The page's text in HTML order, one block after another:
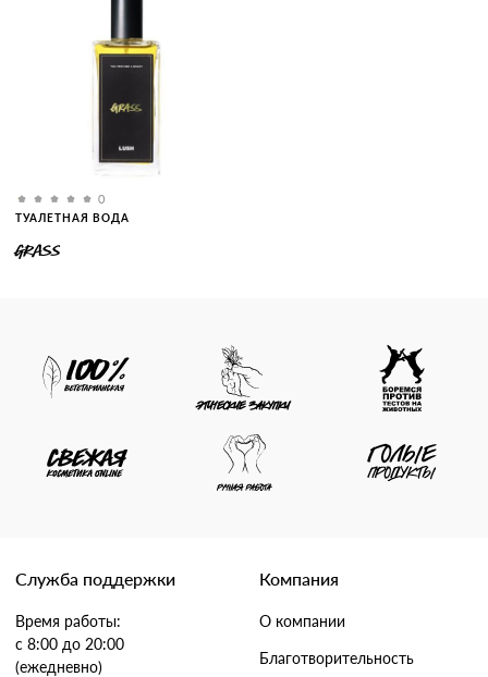
0
ТУАЛЕТНАЯ ВОДА
GRASS
Служба поддержки
Время работы:
с 8:00 до 20:00
(ежедневно)
Компания
О компании
Благотворительность